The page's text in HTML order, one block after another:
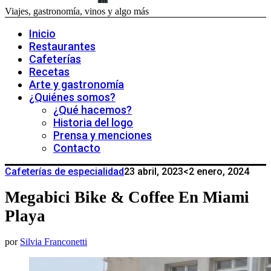
Viajes, gastronomía, vinos y algo más
Inicio
Restaurantes
Cafeterías
Recetas
Arte y gastronomía
¿Quiénes somos?
¿Qué hacemos?
Historia del logo
Prensa y menciones
Contacto
Cafeterías de especialidad23 abril, 2023<2 enero, 2024
Megabici Bike & Coffee En Miami
Playa
por Silvia Franconetti